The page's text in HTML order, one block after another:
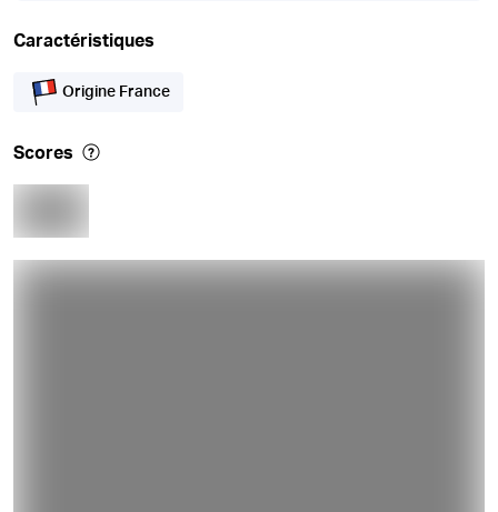
Caractéristiques
Origine France
Scores